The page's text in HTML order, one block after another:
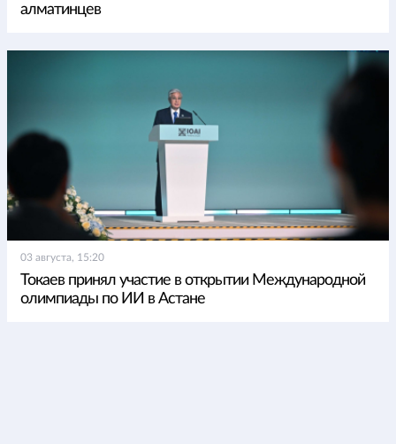
алматинцев
03 августа, 15:20
Токаев принял участие в открытии Международной
олимпиады по ИИ в Астане